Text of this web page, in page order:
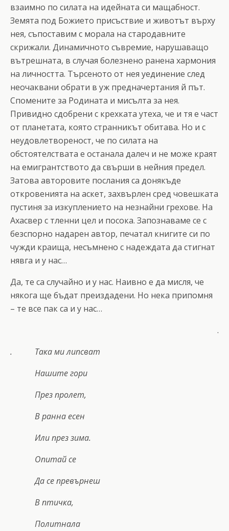
взаимно по силата на идейната си мащабност.
Земята под Божието присъствие и животът върху
нея, съпоставим с морала на стародавните
скрижали. Динамичното съвремие, нарушаващо
вътрешната, в случая болезнено ранена хармония
на личността. Търсеното от нея уединение след
неочаквани обрати в уж предначертания й път.
Спомените за Родината и мисълта за нея.
Привидно сдобрени с крехката утеха, че и тя е част
от планетата, която странникът обитава. Но и с
неудовлетвореност, че по силата на
обстоятелствата е останала далеч и не може краят
на емигрантството да свърши в нейния предел.
Затова авторовите послания са донякъде
откровенията на аскет, захвърлен сред човешката
пустиня за изкуплението на незнайни грехове. На
Ахасвер с тленни цел и посока. Запознаваме се с
безспорно надарен автор, печатал книгите си по
чужди краища, несъмнено с надеждата да стигнат
нявга и у нас…
Да, те са случайно и у нас. Наивно е да мисля, че
някога ще бъдат преиздадени. Но нека припомня
– те все пак са и у нас…
.
. Така ми липсват
Нашите гори
През пролет,
В ранна есен
Или през зима.
Опитай се
Да се превърнеш
В птичка,
Политнала